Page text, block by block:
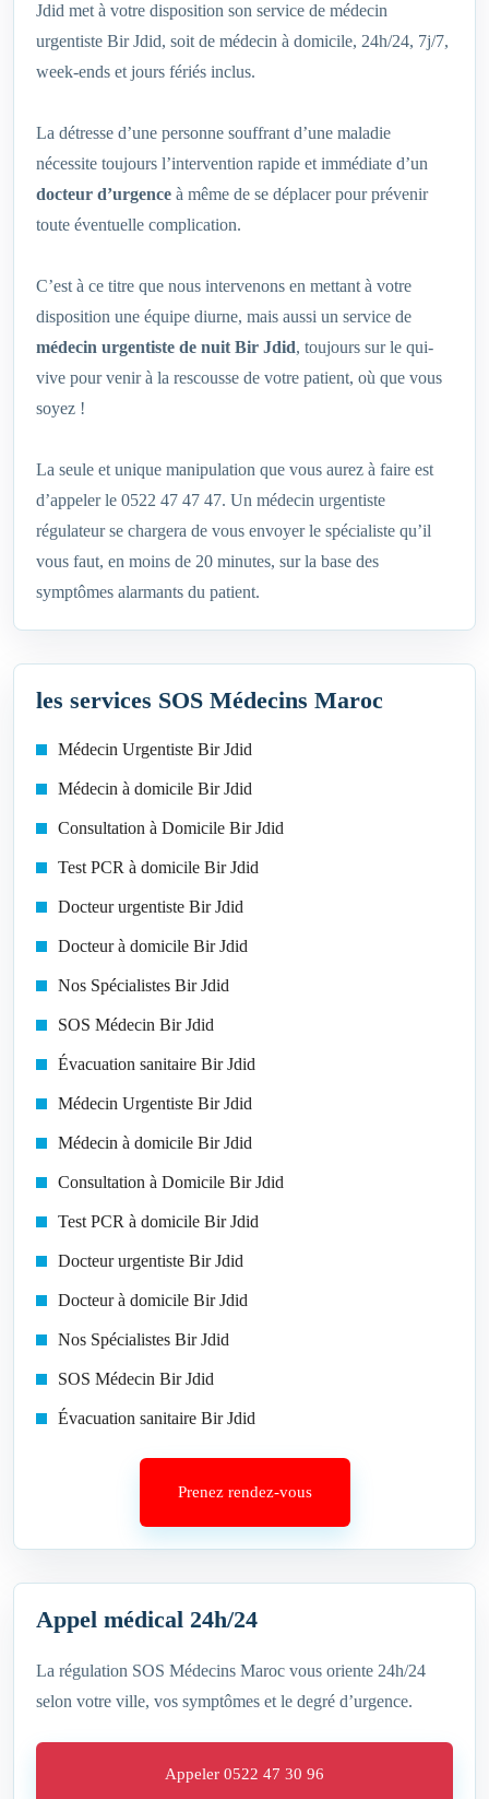
Jdid met à votre disposition son service de médecin
urgentiste Bir Jdid, soit de médecin à domicile, 24h/24, 7j/7,
week-ends et jours fériés inclus.
La détresse d’une personne souffrant d’une maladie
nécessite toujours l’intervention rapide et immédiate d’un
docteur d’urgence à même de se déplacer pour prévenir
toute éventuelle complication.
C’est à ce titre que nous intervenons en mettant à votre
disposition une équipe diurne, mais aussi un service de
médecin urgentiste de nuit Bir Jdid, toujours sur le qui-
vive pour venir à la rescousse de votre patient, où que vous
soyez !
La seule et unique manipulation que vous aurez à faire est
d’appeler le 0522 47 47 47. Un médecin urgentiste
régulateur se chargera de vous envoyer le spécialiste qu’il
vous faut, en moins de 20 minutes, sur la base des
symptômes alarmants du patient.
les services SOS Médecins Maroc
Médecin Urgentiste Bir Jdid
Médecin à domicile Bir Jdid
Consultation à Domicile Bir Jdid
Test PCR à domicile Bir Jdid
Docteur urgentiste Bir Jdid
Docteur à domicile Bir Jdid
Nos Spécialistes Bir Jdid
SOS Médecin Bir Jdid
Évacuation sanitaire Bir Jdid
Médecin Urgentiste Bir Jdid
Médecin à domicile Bir Jdid
Consultation à Domicile Bir Jdid
Test PCR à domicile Bir Jdid
Docteur urgentiste Bir Jdid
Docteur à domicile Bir Jdid
Nos Spécialistes Bir Jdid
SOS Médecin Bir Jdid
Évacuation sanitaire Bir Jdid
Prenez rendez-vous
Appel médical 24h/24
La régulation SOS Médecins Maroc vous oriente 24h/24
selon votre ville, vos symptômes et le degré d’urgence.
Appeler 0522 47 30 96